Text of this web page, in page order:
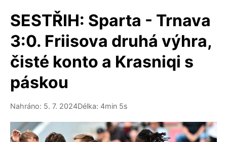
SESTŘIH: Sparta - Trnava
3:0. Friisova druhá výhra,
čisté konto a Krasniqi s
páskou
Nahráno: 5. 7. 2024Délka: 4min 5s